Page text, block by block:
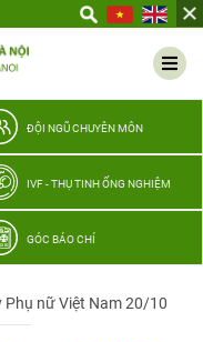
ĐỘI NGŨ CHUYÊN MÔN
IVF - THỤ TINH ỐNG NGHIỆM
GÓC BÁO CHÍ
Phụ nữ Việt Nam 20/10